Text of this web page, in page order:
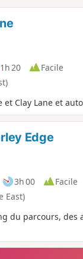
1h 20
Facile
Clay Lane et
Edge
3h 00
Facile
East)
du parcours,